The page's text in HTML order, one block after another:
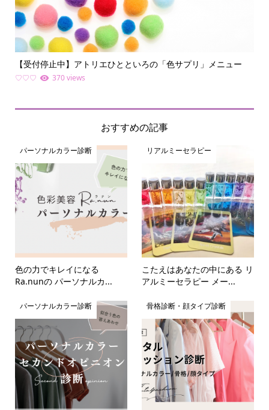
【受付停止中】アトリエひとといろの「色サプリ」メニュー
♡♡♡ 370 views
おすすめの記事
パーソナルカラー診断
色の力でキレイになる
Ra.nunの パーソナルカ...
リアルミーセラピー
こたえはあなたの中にある リ
アルミーセラピー メー...
パーソナルカラー診断 骨格診断・顔タイプ診断